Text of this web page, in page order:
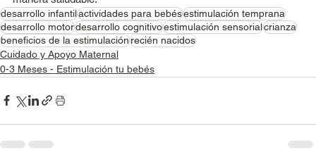
desarrollo infantilactividades para bebésestimulación temprana
desarrollo motordesarrollo cognitivoestimulación sensorialcrianza
beneficios de la estimulaciónrecién nacidos
Cuidado y Apoyo Maternal
0-3 Meses - Estimulación tu bebés